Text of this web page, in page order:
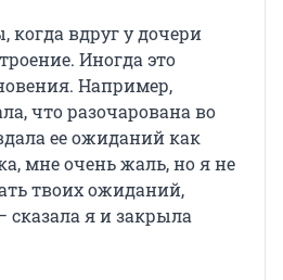
вдруг у дочери
Иногда это
Например,
что разочарована во
ее ожиданий как
мне очень жаль, но я не
твоих ожиданий,
сказала я и закрыла